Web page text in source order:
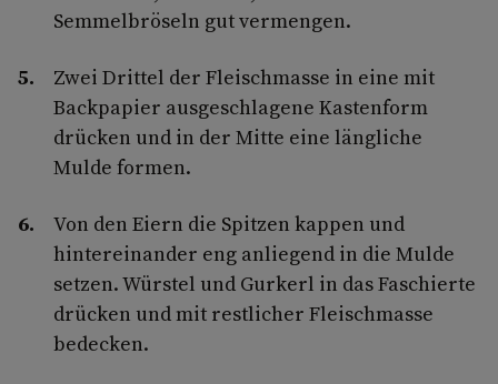
Semmelbröseln gut vermengen.
Zwei Drittel der Fleischmasse in eine mit
Backpapier ausgeschlagene Kastenform
drücken und in der Mitte eine längliche
Mulde formen.
Von den Eiern die Spitzen kappen und
hintereinander eng anliegend in die Mulde
setzen. Würstel und Gurkerl in das Faschierte
drücken und mit restlicher Fleischmasse
bedecken.